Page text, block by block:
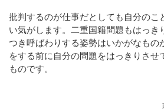
批判するのが仕事だとしても自分のこ
い気がします。二重国籍問題もはっき
つき呼ばわりする姿勢はいかがなもの
をする前に自分の問題をはっきりさせ
ものです。